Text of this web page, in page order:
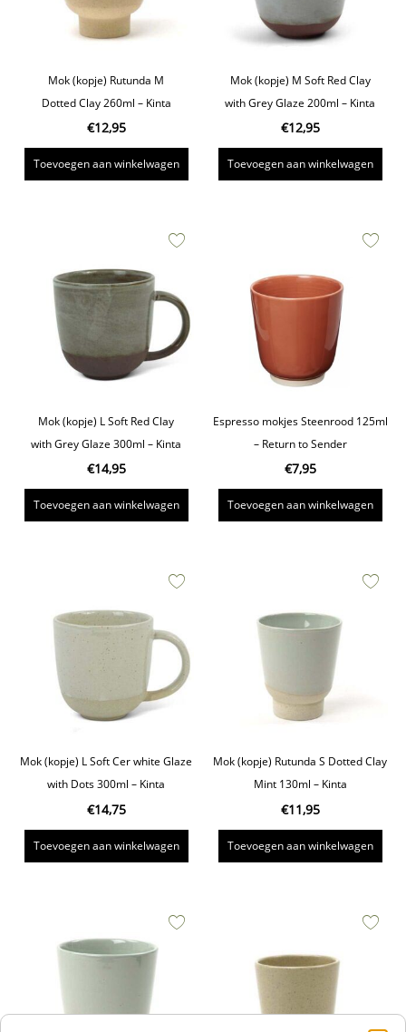
Mok (kopje) Rutunda M
Dotted Clay 260ml – Kinta
€12,95
Toevoegen aan winkelwagen
Mok (kopje) M Soft Red Clay
with Grey Glaze 200ml – Kinta
€12,95
Toevoegen aan winkelwagen
Mok (kopje) L Soft Red Clay
with Grey Glaze 300ml – Kinta
€14,95
Toevoegen aan winkelwagen
Espresso mokjes Steenrood 125ml
– Return to Sender
€7,95
Toevoegen aan winkelwagen
Mok (kopje) L Soft Cer white Glaze
with Dots 300ml – Kinta
€14,75
Toevoegen aan winkelwagen
Mok (kopje) Rutunda S Dotted Clay
Mint 130ml – Kinta
€11,95
Toevoegen aan winkelwagen